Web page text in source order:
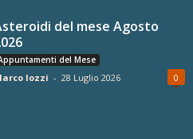
del mese Agosto
del Mese
Iozzi - 28 Luglio 2026 0